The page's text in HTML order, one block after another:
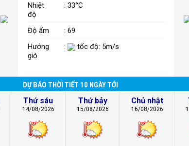
Nhiệt
độ
: 33°C
Độ ẩm
: 69
Hướng
gió
: tốc độ: 5m/s
DỰ BÁO THỜI TIẾT 10 NGÀY TỚI
Thứ sáu
14/08/2026
Thứ bảy
15/08/2026
Chủ nhật
16/08/2026